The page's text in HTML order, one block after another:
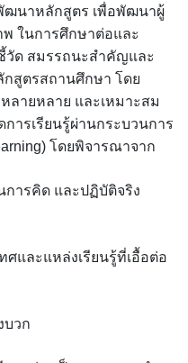
ฒนาหลักสูตร เพื่อพัฒนาผู้
พ ในการศึกษาต่อและ
วัด สมรรถนะสำคัญและ
สูตรสถานศึกษา โดย
ลายหลาย และเหมาะสม
การเรียนรู้ผ่านกระบวนการ
โดยพิจารณาจาก
ารคิด และปฏิบัติจริง
ละแหล่งเรียนรู้ที่เอื้อต่อ
วก